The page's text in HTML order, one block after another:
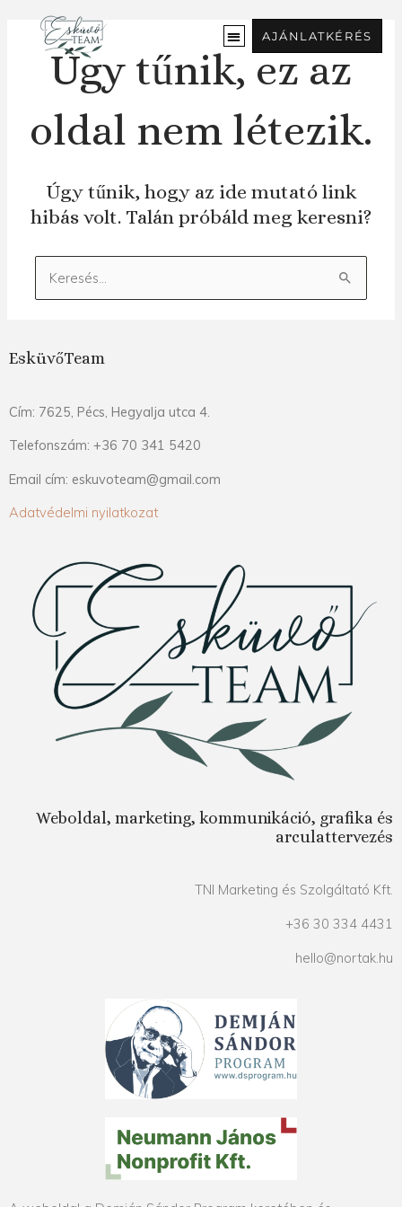
tartalomra
AJÁNLATKÉRÉS
Úgy tűnik, ez az
oldal nem létezik.
Úgy tűnik, hogy az ide mutató link
hibás volt. Talán próbáld meg keresni?
Keresés:
EsküvőTeam
Cím: 7625, Pécs, Hegyalja utca 4.
Telefonszám: +36 70 341 5420
Email cím: eskuvoteam@gmail.com
Adatvédelmi nyilatkozat
Weboldal, marketing, kommunikáció, grafika és
arculattervezés
TNI Marketing és Szolgáltató Kft.
+36 30 334 4431
hello@nortak.hu